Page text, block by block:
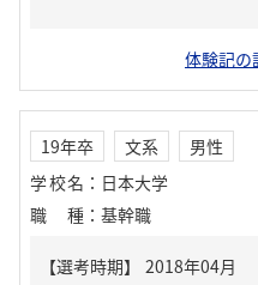
体験記の
19年卒 文系
男性
学校名 ： 日本大学
職種 ： 基幹職